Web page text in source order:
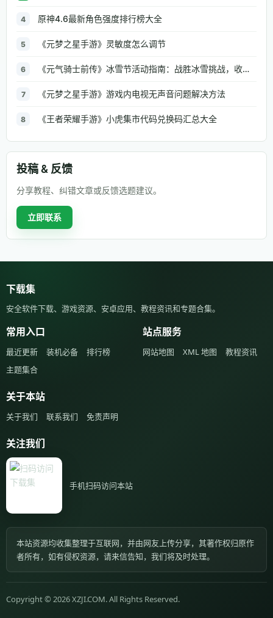
4 原神4.6最新角色强度排行榜大全
5 《元梦之星手游》灵敏度怎么调节
6 《元气骑士前传》冰雪节活动指南：战胜冰雪挑战，收获独特奖励
7 《元梦之星手游》游戏内电视无声音问题解决方法
8 《王者荣耀手游》小虎集市代码兑换码汇总大全
投稿 & 反馈
分享教程、纠错文章或反馈选题建议。
立即联系
下载集
安全软件下载、游戏资源、安卓应用、教程资讯和专题合集。
常用入口
最近更新 装机必备
排行榜
主题集合
站点服务
网站地图 XML 地图 教程资讯
关于本站
关于我们 联系我们 免责声明
关注我们
手机扫码访问本站
本站资源均收集整理于互联网，并由网友上传分享，其著作权归原作
者所有，如有侵权资源，请来信告知，我们将及时处理。
Copyright © 2026 XZJI.COM. All Rights Reserved.